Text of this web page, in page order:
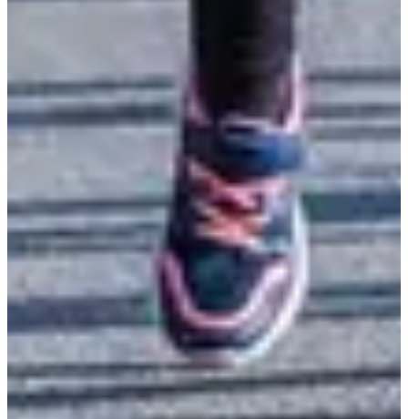
Inschrijfdata
Nog niet bekendgemaakt
Meer info
Meer info